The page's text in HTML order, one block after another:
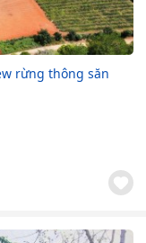
rừng thông săn